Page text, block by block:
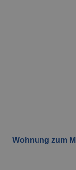
Wohnung zum